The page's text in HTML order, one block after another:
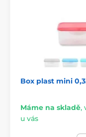
Box plast mini
Máme na skladě,
u vás